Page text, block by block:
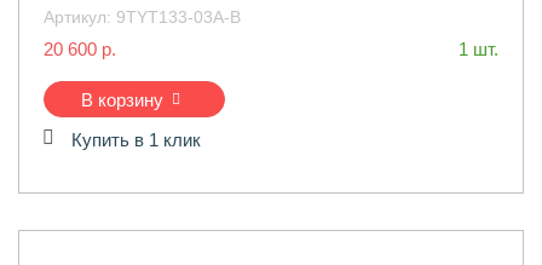
Артикул: 9TYT133-03A-B
20 600 р. 1 шт.
В корзину
Купить в 1 клик